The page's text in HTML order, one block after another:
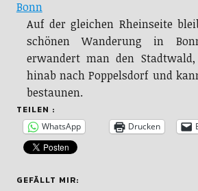
Bonn
Auf der gleichen Rheinseite
schönen Wanderung in
erwandert man den
hinab nach Poppelsdorf und
bestaunen.
TEILEN :
WhatsApp Drucken
GEFÄLLT MIR: